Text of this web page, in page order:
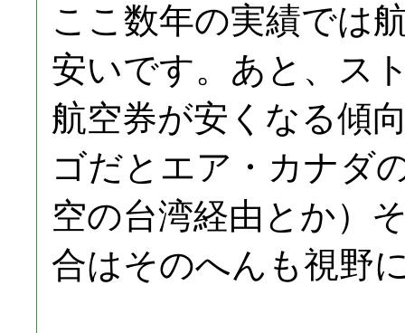
ここ数年の実績では
安いです。あと、ス
航空券が安くなる傾
ゴだとエア・カナダ
空の台湾経由とか）
合はそのへんも視野